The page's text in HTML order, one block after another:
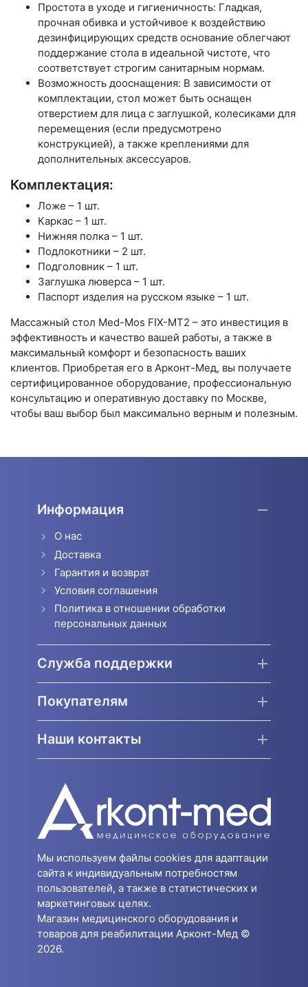
Простота в уходе и гигиеничность: Гладкая,
прочная обивка и устойчивое к воздействию
дезинфицирующих средств основание облегчают
поддержание стола в идеальной чистоте, что
соответствует строгим санитарным нормам.
Возможность дооснащения: В зависимости от
комплектации, стол может быть оснащен
отверстием для лица с заглушкой, колесиками для
перемещения (если предусмотрено
конструкцией), а также креплениями для
дополнительных аксессуаров.
Комплектация:
Ложе – 1 шт.
Каркас – 1 шт.
Нижняя полка – 1 шт.
Подлокотники – 2 шт.
Подголовник – 1 шт.
Заглушка люверса – 1 шт.
Паспорт изделия на русском языке – 1 шт.
Массажный стол Med-Mos FIX-MT2 – это инвестиция в
эффективность и качество вашей работы, а также в
максимальный комфорт и безопасность ваших
клиентов. Приобретая его в Арконт-Мед, вы получаете
сертифицированное оборудование, профессиональную
консультацию и оперативную доставку по Москве,
чтобы ваш выбор был максимально верным и полезным.
Информация
О нас
Доставка
Гарантия и возврат
Условия соглашения
Политика в отношении обработки
персональных данных
Служба поддержки
Покупателям
Наши контакты
Мы используем файлы cookies для адаптации
сайта к индивидуальным потребностям
пользователей, а также в статистических и
маркетинговых целях.
Магазин медицинского оборудования и
товаров для реабилитации Арконт-Мед ©
2026.